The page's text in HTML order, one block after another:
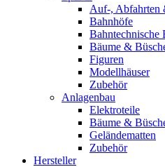
Auf-, Abfahrten
Bahnhöfe
Bahntechnische
Bäume &
Figuren
Modellhäuser
Zubehör
Anlagenbau
Elektroteile
Bäume &
Geländematten
Zubehör
Hersteller